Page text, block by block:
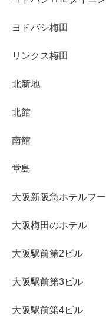
ヨドバシ梅田
リンクス梅田
北新地
北館
南館
堂島
大阪新阪急ホテルフ
大阪梅田のホテル
大阪駅前第2ビル
大阪駅前第3ビル
大阪駅前第4ビル